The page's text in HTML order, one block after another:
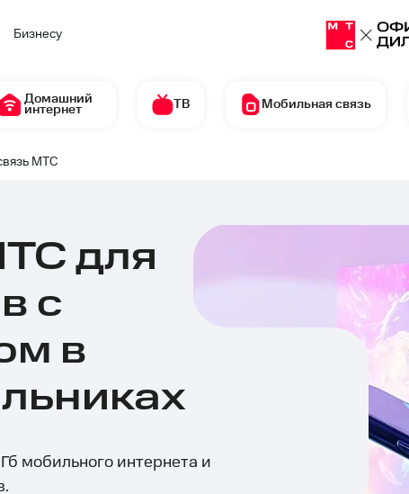
Бизнесу
Домашний
интернет ТВ Мобильная связь
МТС
для
c интернетом в
в
мобильного интернета и